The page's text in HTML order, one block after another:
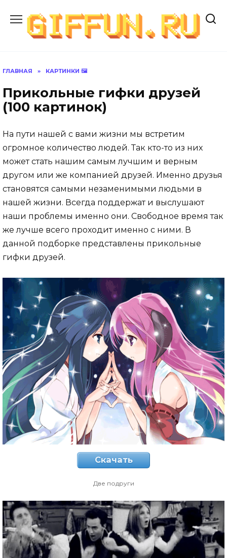
содержанию
ГЛАВНАЯ » КАРТИНКИ 🖼
Прикольные гифки друзей
(100 картинок)
На пути нашей с вами жизни мы встретим
огромное количество людей. Так кто-то из них
может стать нашим самым лучшим и верным
другом или же компанией друзей. Именно друзья
становятся самыми незаменимыми людьми в
нашей жизни. Всегда поддержат и выслушают
наши проблемы именно они. Свободное время так
же лучше всего проходит именно с ними. В
данной подборке представлены прикольные
гифки друзей.
Скачать
Две подруги